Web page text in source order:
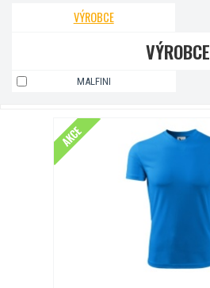
VÝROBCE
VÝROBCE
MALFINI
AKCE